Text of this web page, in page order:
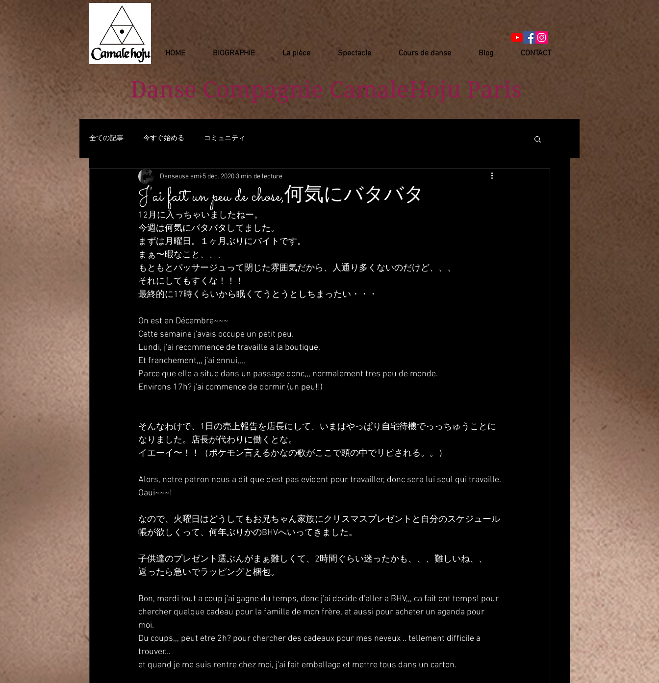
HOME BIOGRAPHIE La pièce Spectacle Cours de danse Blog CONTACT
Danse Compagnie ​ CamaleHoju Paris
全ての記事 今すぐ始める コミュニティ
J'ai fait un peu de chose,何気にバタバタ
Danseuse ami 5 déc. 2020 3 min de lecture
12月に入っちゃいましたねー。
今週は何気にバタバタしてました。
まずは月曜日。１ヶ月ぶりにバイトです。
まぁ〜暇なこと、、、
もともとパッサージュって閉じた雰囲気だから、人通り多くないのだけど、、、
それにしてもすくな！！！
最終的に17時くらいから眠くてうとうとしちまったい・・・
On est en Décembre~~~
Cette semaine j'avais occupe un petit peu.
Lundi, j'ai recommence de travaille a la boutique,
Et franchement,,, j'ai ennui,,,,
Parce que elle a situe dans un passage donc,,, normalement tres peu de monde.
Environs 17h? j'ai commence de dormir (un peu!!)
そんなわけで、1日の売上報告を店長にして、いまはやっぱり自宅待機でっっちゅうことに
なりました。店長が代わりに働くとな。
イエーイ〜！！（ポケモン言えるかなの歌がここで頭の中でリピされる。。）
Alors, notre patron nous a dit que c'est pas evident pour travailler, donc sera lui seul qui travaille.
Oaui~~~!
なので、火曜日はどうしてもお兄ちゃん家族にクリスマスプレゼントと自分のスケジュール
帳が欲しくって、何年ぶりかのBHVへいってきました。
子供達のプレゼント選ぶんがまぁ難しくて、2時間ぐらい迷ったかも、、、難しいね、、
返ったら急いでラッピングと梱包。
Bon, mardi tout a coup j'ai gagne du temps, donc j'ai decide d'aller a BHV,,, ca fait ont temps! pour
chercher quelque cadeau pour la famille de mon frère, et aussi pour acheter un agenda pour
moi.
Du coups,,, peut etre 2h? pour chercher des cadeaux pour mes neveux .. tellement difficile a
trouver...
et quand je me suis rentre chez moi, j'ai fait emballage et mettre tous dans un carton.